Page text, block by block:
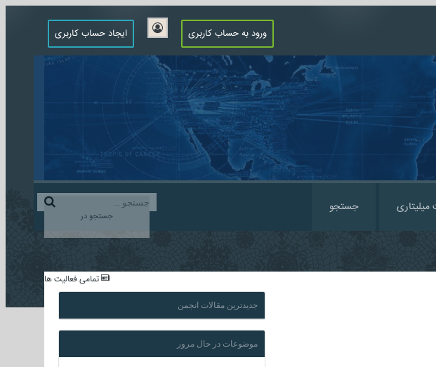
ورود به حساب کاربری ایجاد حساب کاربری
جستجو در
جستجو
تمامی فعالیت ها
جدیدترین مقالات انجمن
موضوعات در حال مرور